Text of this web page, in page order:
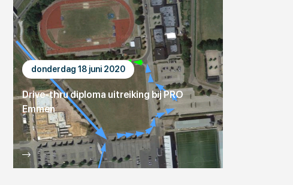
donderdag 18 juni 2020
Drive-thru diploma uitreiking bij PRO
Emmen